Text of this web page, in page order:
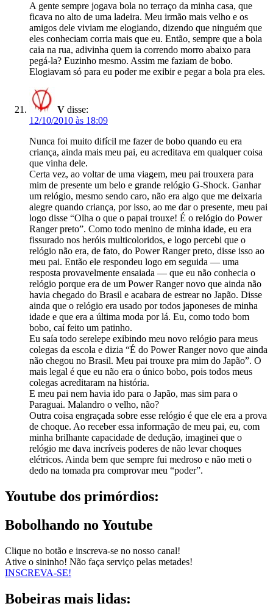
A gente sempre jogava bola no terraço da minha casa, que
ficava no alto de uma ladeira. Meu irmão mais velho e os
amigos dele viviam me elogiando, dizendo que ninguém que
eles conheciam corria mais que eu. Então, sempre que a bola
caia na rua, adivinha quem ia correndo morro abaixo para
pegá-la? Euzinho mesmo. Assim me faziam de bobo.
Elogiavam só para eu poder me exibir e pegar a bola pra eles.
V disse:
12/10/2010 às 18:09
Nunca foi muito difícil me fazer de bobo quando eu era
criança, ainda mais meu pai, eu acreditava em qualquer coisa
que vinha dele.
Certa vez, ao voltar de uma viagem, meu pai trouxera para
mim de presente um belo e grande relógio G-Shock. Ganhar
um relógio, mesmo sendo caro, não era algo que me deixaria
alegre quando criança, por isso, ao me dar o presente, meu pai
logo disse “Olha o que o papai trouxe! É o relógio do Power
Ranger preto”. Como todo menino de minha idade, eu era
fissurado nos heróis multicoloridos, e logo percebi que o
relógio não era, de fato, do Power Ranger preto, disse isso ao
meu pai. Então ele respondeu logo em seguida — uma
resposta provavelmente ensaiada — que eu não conhecia o
relógio porque era de um Power Ranger novo que ainda não
havia chegado do Brasil e acabara de estrear no Japão. Disse
ainda que o relógio era usado por todos japoneses de minha
idade e que era a última moda por lá. Eu, como todo bom
bobo, caí feito um patinho.
Eu saía todo serelepe exibindo meu novo relógio para meus
colegas da escola e dizia “É do Power Ranger novo que ainda
não chegou no Brasil. Meu pai trouxe pra mim do Japão”. O
mais legal é que eu não era o único bobo, pois todos meus
colegas acreditaram na história.
E meu pai nem havia ido para o Japão, mas sim para o
Paraguai. Malandro o velho, não?
Outra coisa engraçada sobre esse relógio é que ele era a prova
de choque. Ao receber essa informação de meu pai, eu, com
minha brilhante capacidade de dedução, imaginei que o
relógio me dava incríveis poderes de não levar choques
elétricos. Ainda bem que sempre fui medroso e não meti o
dedo na tomada pra comprovar meu “poder”.
Youtube dos primórdios:
Bobolhando no Youtube
Clique no botão e inscreva-se no nosso canal!
Ative o sininho! Não faça serviço pelas metades!
INSCREVA-SE!
Bobeiras mais lidas: